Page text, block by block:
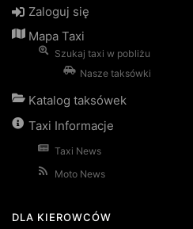
Zaloguj się
Mapa Taxi
Szukaj taxi w pobliżu
Nasze taksówki
Katalog taksówek
Taxi Informacje
Taxi News
Moto News
DLA KIEROWCÓW